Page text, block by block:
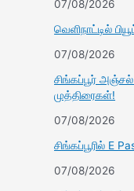
07/08/2026
வெளிநாட்டில்
07/08/2026
சிங்கப்பூர் அஞ்சல்
முத்திரைகள்!
07/08/2026
சிங்கப்பூரில் E
07/08/2026